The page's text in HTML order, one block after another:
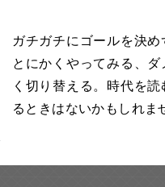
ガチガチにゴールを決め
とにかくやってみる、
く切り替える。時代を
るときはないかもしれ